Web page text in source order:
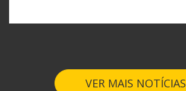
VER MAIS NOTÍCIAS